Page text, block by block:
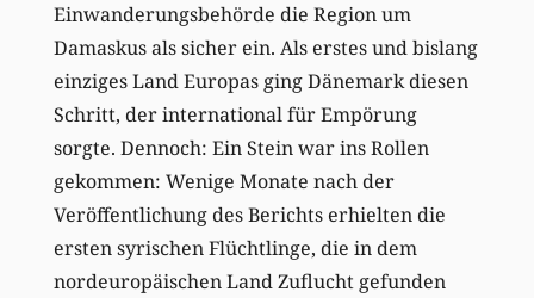
Einwanderungsbehörde die Region um
Damaskus als sicher ein. Als erstes und bislang
einziges Land Europas ging Dänemark diesen
Schritt, der international für Empörung
sorgte. Dennoch: Ein Stein war ins Rollen
gekommen: Wenige Monate nach der
Veröffentlichung des Berichts erhielten die
ersten syrischen Flüchtlinge, die in dem
nordeuropäischen Land Zuflucht gefunden